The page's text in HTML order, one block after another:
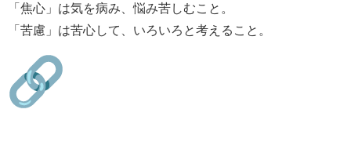
「焦心」は気を病み、悩み苦しむこと。
「苦慮」は苦心して、いろいろと考えること。